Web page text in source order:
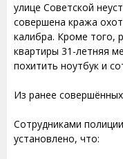
улице Советской
совершена кража
калибра. Кроме того,
квартиры 31-летняя
похитить ноутбук и
Из ранее
Сотрудниками
установлено, что: